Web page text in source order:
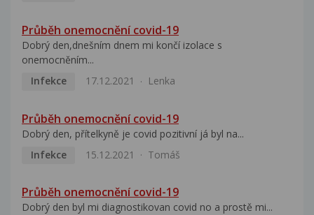
Průběh onemocnění covid-19
Dobrý den,dnešním dnem mi končí izolace s
onemocněním...
Infekce
17.12.2021 Lenka
Průběh onemocnění covid-19
Dobrý den, přítelkyně je covid pozitivní já byl na...
Infekce
15.12.2021 Tomáš
Průběh onemocnění covid-19
Dobrý den byl mi diagnostikovan covid no a prostě mi...